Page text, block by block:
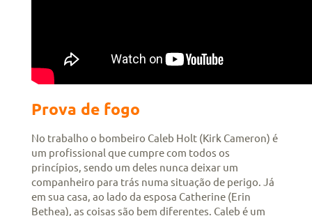
Prova de fogo
No trabalho o bombeiro Caleb Holt (Kirk Cameron) é
um profissional que cumpre com todos os
princípios, sendo um deles nunca deixar um
companheiro para trás numa situação de perigo. Já
em sua casa, ao lado da esposa Catherine (Erin
Bethea), as coisas são bem diferentes. Caleb é um